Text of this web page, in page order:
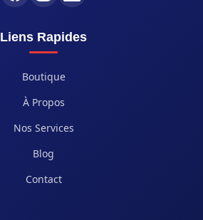
Liens Rapides
Boutique
À Propos
Nos Services
Blog
Contact